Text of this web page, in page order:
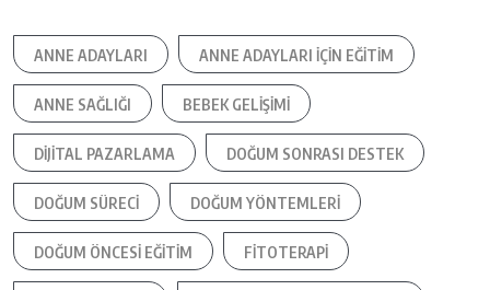
ANNE ADAYLARI ANNE ADAYLARI IÇIN EĞITIM
ANNE SAĞLIĞI BEBEK GELIŞIMI
DIJITAL PAZARLAMA DOĞUM SONRASI DESTEK
DOĞUM SÜRECI DOĞUM YÖNTEMLERI
DOĞUM ÖNCESI EĞITIM FITOTERAPI